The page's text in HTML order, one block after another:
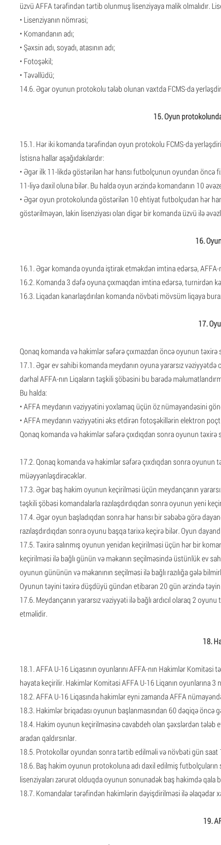
üzvü AFFA tərəfindən tərtib olunmuş lisenziyaya malik olmalıdır.
• Lisenziyanın nömrəsi;
• Komandanın adı;
• Şəxsin adı, soyadı, atasının adı;
• Fotoşəkil;
• Təvəllüdü;
14.6. Əgər oyunun protokolu tələb olunan vaxtda FCMS-da
15. Oyun
15.1. Hər iki komanda tərəfindən oyun protokolu FCMS-da
İstisna hallar aşağıdakılardır:
• Əgər ilk 11-likdə göstərilən hər hansı futbolçunun oyundan
11-liyə daxil oluna bilər. Bu halda oyun ərzində komandanın 10
• Əgər oyun protokolunda göstərilən 10 ehtiyat futbolçudan hər
göstərilməyən, lakin lisenziyası olan digər bir komanda üzvü ilə
16.
16.1. Əgər komanda oyunda iştirak etməkdən imtina edərsə,
16.2. Komanda 3 dəfə oyuna çıxmaqdan imtina edərsə, turnirdən
16.3. Liqadan kənarlaşdırılan komanda növbəti mövsüm liqaya
17.
Qonaq komanda və hakimlər səfərə çıxmazdan öncə oyunun təxirə
17.1. Əgər ev sahibi komanda meydanın oyuna yararsız
dərhal AFFA-nın Liqaların təşkili şöbəsini bu barədə
Bu halda:
• AFFA meydanın vəziyyətini yoxlamaq üçün öz nümayəndəsini
• AFFA meydanın vəziyyətini əks etdirən fotoşəkillərin elektron
Qonaq komanda və hakimlər səfərə çıxdıqdan sonra oyunun təxirə
17.2. Qonaq komanda və hakimlər səfərə çıxdıqdan sonra oyunun
müəyyənləşdirəcəklər.
17.3. Əgər baş hakim oyunun keçirilməsi üçün meydançanın
təşkili şöbəsi komandalarla razılaşdırdıqdan sonra oyunun yeni
17.4. Əgər oyun başladıqdan sonra hər hansı bir səbəbə görə
razılaşdırdıqdan sonra oyunu başqa tarixə keçirə bilər. Oyun
17.5. Təxirə salınmış oyunun yenidən keçirilməsi üçün hər bir
keçirilməsi ilə bağlı günün və məkanın seçilməsində üstünlük ev
oyunun gününün və məkanının seçilməsi ilə bağlı razılığa gələ
Oyunun təyini təxirə düşdüyü gündən etibarən 20 gün ərzində
17.6. Meydançanın yararsız vəziyyəti ilə bağlı ardıcıl olaraq 2
etməlidir.
18.
18.1. AFFA U-16 Liqasının oyunlarını AFFA-nın Hakimlər
həyata keçirilir. Hakimlər Komitəsi AFFA U-16 Liqanın oyunlarına
18.2. AFFA U-16 Liqasında hakimlər eyni zamanda AFFA
18.3. Hakimlər briqadası oyunun başlanmasından 60 dəqiqə öncə
18.4. Hakim oyunun keçirilməsinə cavabdeh olan şəxslərdən tələb
aradan qaldırsınlar.
18.5. Protokollar oyundan sonra tərtib edilməli və növbəti gün saat
18.6. Baş hakim oyunun protokoluna adı daxil edilmiş
lisenziyaları zərurət olduqda oyunun sonunadək baş hakimdə qala
18.7. Komandalar tərəfindən hakimlərin dəyişdirilməsi ilə əlaqədar
19.